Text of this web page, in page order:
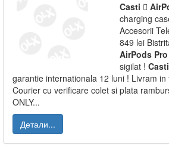
Casti 
charging
Accesorii
849 lei
AirPods Pro
sigilat ! Casti
garantie internationala 12 luni ! Livram
Courier cu verificare colet si plata
ONLY...
Детали...